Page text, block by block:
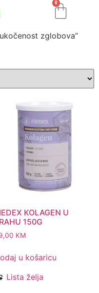
0
zglobova”
KOLAGEN U
150G
KM
u košaricu
Lista želja